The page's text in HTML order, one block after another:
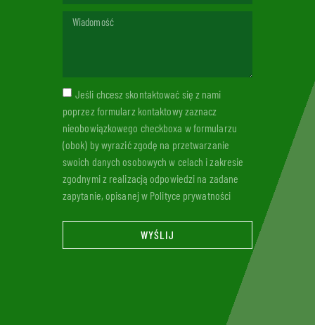
Jeśli chcesz skontaktować się z nami
poprzez formularz kontaktowy zaznacz
nieobowiązkowego checkboxa w formularzu
(obok) by wyrazić zgodę na przetwarzanie
swoich danych osobowych w celach i zakresie
zgodnymi z realizacją odpowiedzi na zadane
zapytanie, opisanej w Polityce prywatności
WYŚLIJ